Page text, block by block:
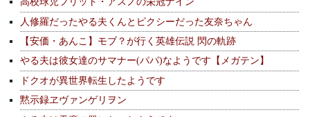
人修羅だったやる夫くんとピクシーだった友奈ちゃん
【安価・あんこ】モブ？が行く英雄伝説 閃の軌跡
やる夫は彼女達のサマナー(パパ)なようです【メガテン】
ドクオが異世界転生したようです
黙示録ヱヴァンゲリヲン